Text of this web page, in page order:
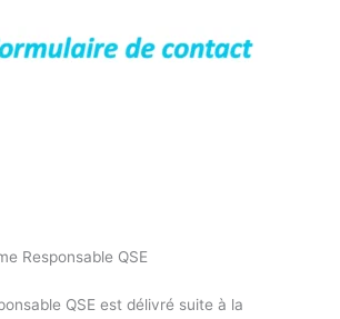
Responsable QSE
QSE est délivré suite à la